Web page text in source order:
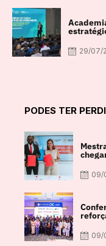
29/07/
PODES TER
a
09/
09/